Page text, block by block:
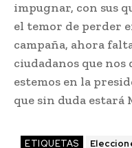
impugnar, con sus
el temor de perder
campaña, ahora
ciudadanos que
estemos en la
que sin duda estará
ETIQUETAS